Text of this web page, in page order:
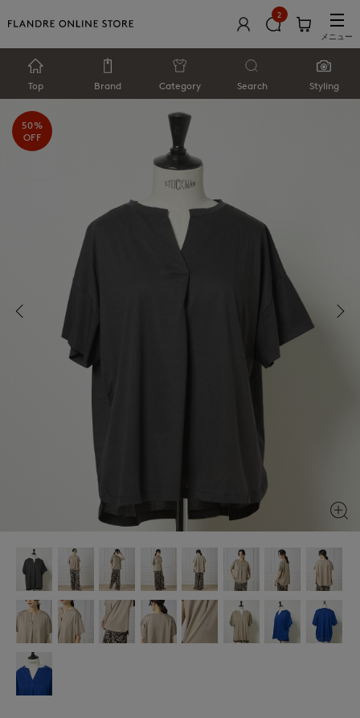
2
メニュー
Top Brand Category Search Styling
50%
OFF